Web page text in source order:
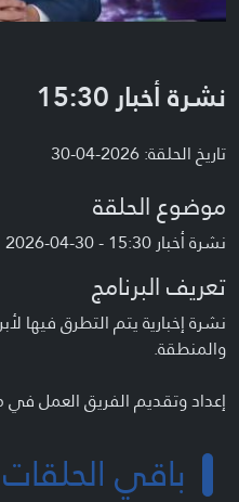
نشرة أخبار 15:30
تاريخ الحلقة: 2026-04-30
موضوع الحلقة
نشرة أخبار 15:30 - 30-04-2026
تعريف البرنامج
نشرة إخبارية يتم التطرق فيها
والمنطقة.
إعداد وتقديم الفريق العمل في
باقي الحلقات